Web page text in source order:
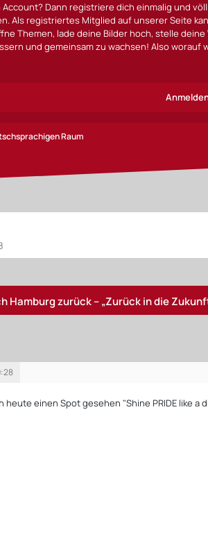
Dann registriere dich einmalig und
Als registriertes Mitglied auf unserer Seite
Themen, lade deine Bilder hoch, stelle
und gemeinsam zu wachsen! Also worauf
Raum
zurück – „Zurück in die Zukunft“ endet
heute einen Spot gesehen "Shine PRIDE like a